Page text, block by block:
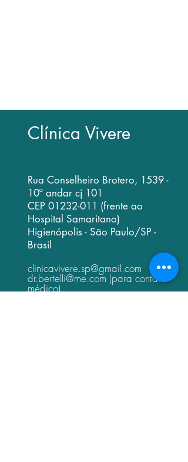
Clínica Vivere
Rua Conselheiro Brotero, 1539 -
10º andar cj 101
CEP 01232-011 (frente ao
Hospital Samaritano)
Higienópolis - São Paulo/SP -
Brasil
clinicavivere.sp@gmail.com
dr.bertelli@me.com (para contato
médico)